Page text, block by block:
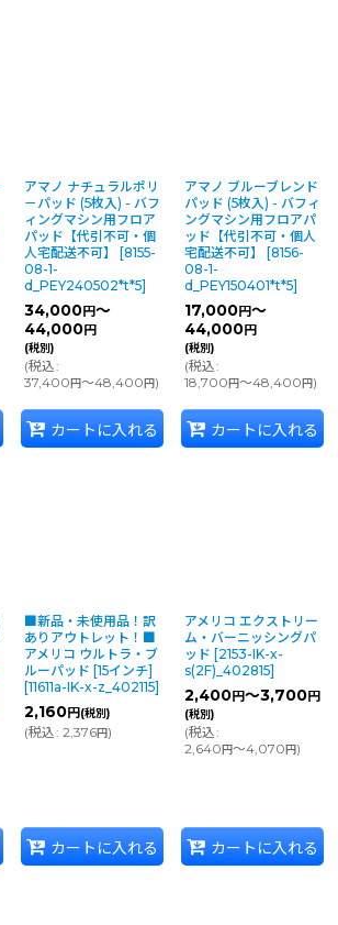
アマノ ナチュラルポリ
－パッド (5枚入) - バフ
ィングマシン用フロア
パッド【代引不可・個
人宅配送不可】
[8155-
08-1-
d_PEY240502*t*5]
34,000円～
44,000円
(税別)
(税込:
37,400円～48,400円)
カートに入れる
アマノ ブルーブレンド
パッド (5枚入) - バフィ
ングマシン用フロアパ
ッド【代引不可・個人
宅配送不可】
[8156-
08-1-
d_PEY150401*t*5]
17,000円～
44,000円
(税別)
(税込:
18,700円～48,400円)
カートに入れる
■新品・未使用品！訳
ありアウトレット！■
アメリコ ウルトラ・ブ
ルーパッド [15インチ]
[11611a-IK-x-z_402115]
2,160円 (税別)
(税込: 2,376円)
カートに入れる
アメリコ エクストリー
ム・バーニッシングパ
ッド [2153-IK-x-
s(2F)_402815]
2,400円～3,700円
(税別)
(税込:
2,640円～4,070円)
カートに入れる